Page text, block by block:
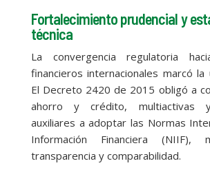
Fortalecimiento prudencial y
técnica
La convergencia regulatoria
financieros internacionales marcó la
El Decreto 2420 de 2015 obligó a
ahorro y crédito, multiactivas
auxiliares a adoptar las Normas
Información Financiera (NIIF),
transparencia y comparabilidad.